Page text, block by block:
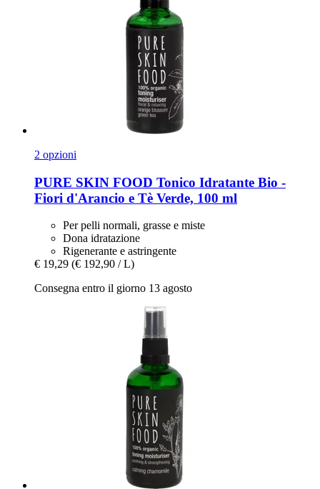
2 opzioni
PURE SKIN FOOD Tonico Idratante Bio -​
Fiori d'Arancio e Tè Verde, 100 ml
Per pelli normali, grasse e miste
Dona idratazione
Rigenerante e astringente
€ 19,29 (€ 192,90 / L)
Consegna entro il giorno 13 agosto